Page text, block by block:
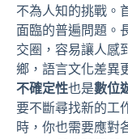
不為人知的挑戰。
面臨的普遍問題。
交圈，容易讓人感
鄉，語言文化差異
不確定性也是數位
要不斷尋找新的工
時，你也需要應對